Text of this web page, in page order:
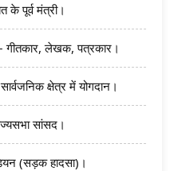
के पूर्व मंत्री।
लेखक, पत्रकार।
क्षेत्र में योगदान।
सांसद।
(सड़क हादसा)।